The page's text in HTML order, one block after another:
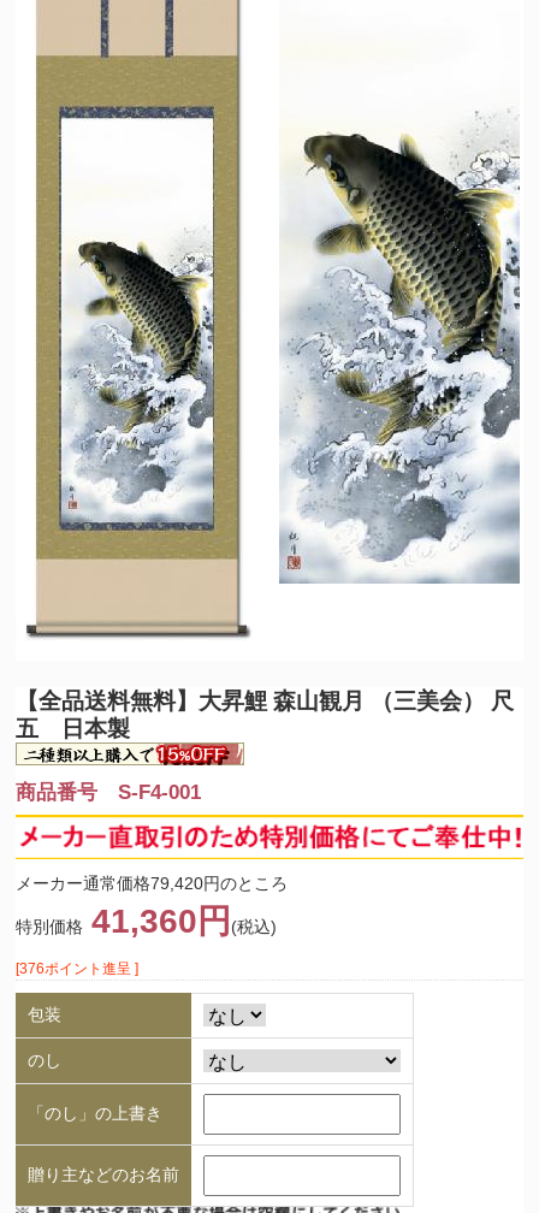
【全品送料無料】 大昇鯉 森山観月 （三美会） 尺
五 日本製
商品番号 S-F4-001
メーカー通常価格79,420円のところ
特別価格 41,360円 (税込)
[376ポイント進呈 ]
包装
のし
「のし」の上書き
贈り主などのお名前